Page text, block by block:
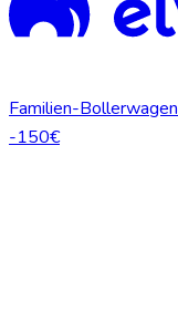
Familien-Bollerwagen
-150€